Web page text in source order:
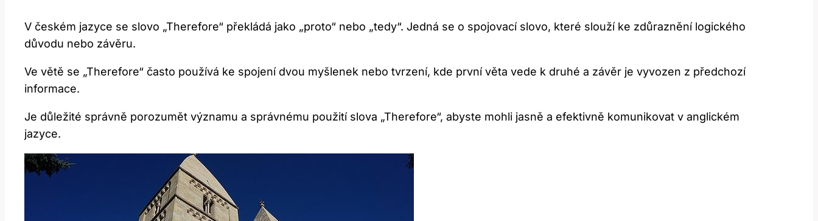
V českém jazyce se slovo „Therefore“ překládá jako „proto“ nebo „tedy“. Jedná se o spojovací slovo, které slouží ke zdůraznění logického
důvodu nebo závěru.
Ve větě se „Therefore“ často používá ke spojení dvou myšlenek nebo tvrzení, kde první věta vede k druhé a závěr je vyvozen z předchozí
informace.
Je důležité správně porozumět významu a správnému použití slova „Therefore“, abyste mohli jasně a efektivně komunikovat v anglickém
jazyce.